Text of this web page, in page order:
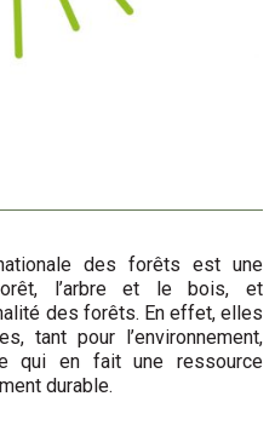
des forêts est une
l’arbre et le bois, et
des forêts. En effet, elles
tant pour l’environnement,
qui en fait une ressource
durable.